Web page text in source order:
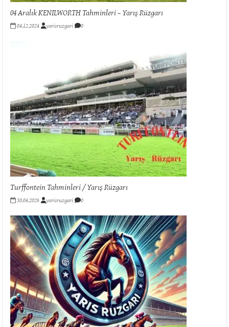
04 Aralık KENILWORTH Tahminleri – Yarış Rüzgarı
04.12.2024 yarisruzgari 0
Turffontein Tahminleri / Yarış Rüzgarı
30.04.2026 yarisruzgari 0